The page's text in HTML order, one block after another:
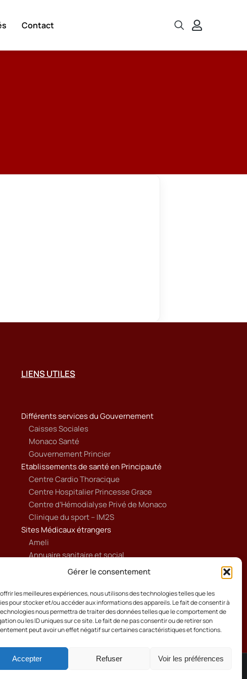
Gérer le consentement
les meilleures expériences, nous utilisons des technologies telles que les
pour stocker et/ou accéder aux informations des appareils. Le fait de consentir à
nous permettra de traiter des données telles que le comportement de
ou les ID uniques sur ce site. Le fait de ne pas consentir ou de retirer son
peut avoir un effet négatif sur certaines caractéristiques et fonctions.
Accepter Refuser Voir les préférences
Contact
LIENS UTILES
Différents services du Gouvernement
Caisses Sociales
Monaco Santé
Gouvernement Princier
Etablissements de santé en Principauté
Centre Cardio Thoracique
Centre Hospitalier Princesse Grace
Centre d’Hémodialyse Privé de Monaco
Clinique du sport – IM2S
Sites Médicaux étrangers
Ameli
Annuaire sanitaire et social
Ordre national des médecins français